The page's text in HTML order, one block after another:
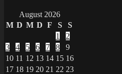
August 2026
M D M D F S
S
1
2
3
4 5 6 7 8
9
10 11 12 13 14 15 16
17 18 19 20 21 22 23